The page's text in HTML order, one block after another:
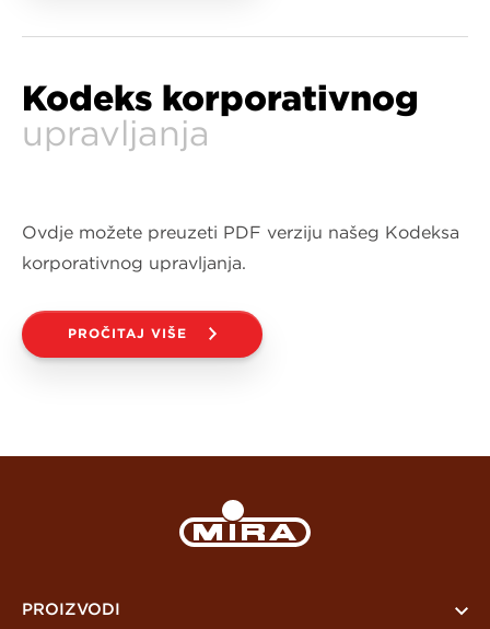
Kodeks korporativnog
upravljanja
Ovdje možete preuzeti PDF verziju našeg Kodeksa
korporativnog upravljanja.
PROČITAJ VIŠE
PROIZVODI